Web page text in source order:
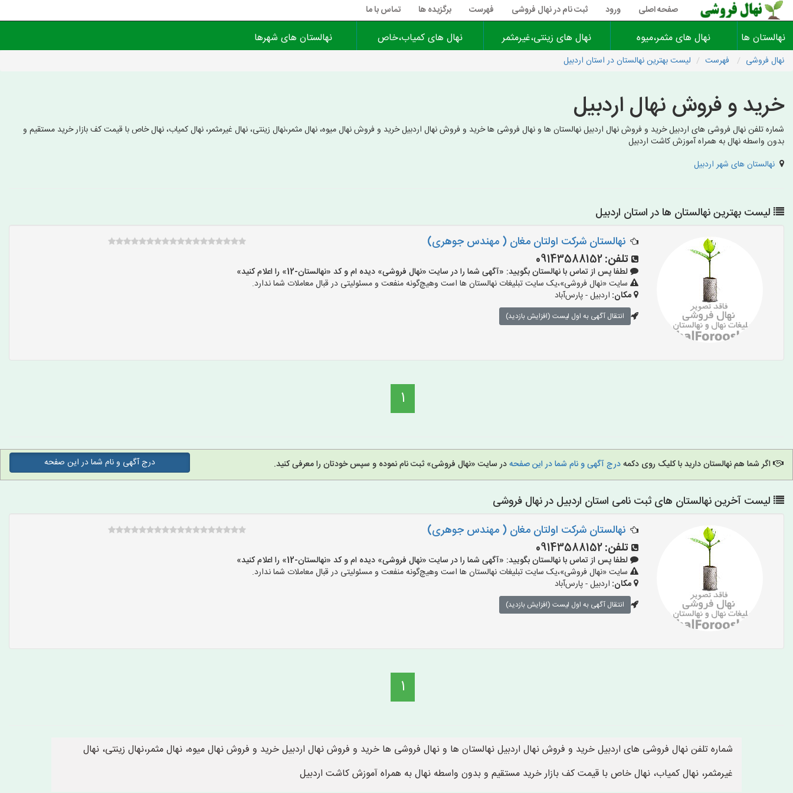
صفحه اصلی ورود ثبت نام در نهال فروشی فهرست برگزیده ها تماس با ما
نهالستان ها نهال های مثمر،میوه نهال های زینتی،غیرمثمر نهال های کمیاب،خاص نهالستان های شهرها
نهال فروشی فهرست لیست بهترین نهالستان در استان اردبیل
خرید و فروش نهال اردبیل
شماره تلفن نهال فروشی های اردبیل خرید و فروش نهال اردبیل نهالستان ها و نهال فروشی ها خرید و فروش نهال اردبیل خرید و فروش نهال میوه، نهال مثمر،نهال زینتی، نهال غیرمثمر، نهال کمیاب، نهال خاص با قیمت کف بازار خرید مستقیم و
بدون واسطه نهال به همراه آموزش کاشت اردبیل
نهالستان های شهر اردبیل
لیست بهترین نهالستان ها در استان اردبیل
نهالستان شرکت اولتان مغان ( مهندس جوهری)
تلفن:09143588152
لطفا پس از تماس با نهالستان بگویید: «آگهی شما را در سایت «نهال فروشی» دیده ام و کد «نهالستان-12» را اعلام کنید»
سایت «نهال فروشی»،یک سایت تبلیغات نهالستان ها است وهیچ‌گونه منفعت و مسئولیتی در قبال معاملات شما ندارد.
مکان: اردبیل - پارس‌آباد
انتقال آگهی به اول لیست (افزایش بازدید)
1
اگر شما هم نهالستان دارید با کلیک روی دکمهدرج آگهی و نام شما در این صفحهدر سایت «نهال فروشی» ثبت نام نموده و سپس خودتان را معرفی کنید. درج آگهی و نام شما در این صفحه
لیست آخرین نهالستان های ثبت نامی استان اردبیل در نهال فروشی
نهالستان شرکت اولتان مغان ( مهندس جوهری)
تلفن:09143588152
لطفا پس از تماس با نهالستان بگویید: «آگهی شما را در سایت «نهال فروشی» دیده ام و کد «نهالستان-12» را اعلام کنید»
سایت «نهال فروشی»،یک سایت تبلیغات نهالستان ها است وهیچ‌گونه منفعت و مسئولیتی در قبال معاملات شما ندارد.
مکان: اردبیل - پارس‌آباد
انتقال آگهی به اول لیست (افزایش بازدید)
1
شماره تلفن نهال فروشی های اردبیل خرید و فروش نهال اردبیل نهالستان ها و نهال فروشی ها خرید و فروش نهال اردبیل خرید و فروش نهال میوه، نهال مثمر،نهال زینتی، نهال
غیرمثمر، نهال کمیاب، نهال خاص با قیمت کف بازار خرید مستقیم و بدون واسطه نهال به همراه آموزش کاشت اردبیل